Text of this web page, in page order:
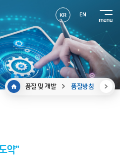
KR EN
품질 및 개발 품질방침
약"